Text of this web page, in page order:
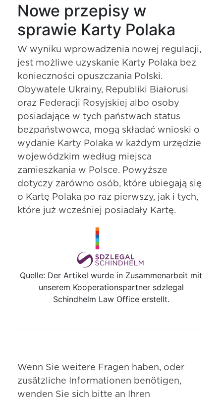
Nowe przepisy w
sprawie Karty Polaka
W wyniku wprowadzenia nowej regulacji,
jest możliwe uzyskanie Karty Polaka bez
konieczności opuszczania Polski.
Obywatele Ukrainy, Republiki Białorusi
oraz Federacji Rosyjskiej albo osoby
posiadające w tych państwach status
bezpaństwowca, mogą składać wnioski o
wydanie Karty Polaka w każdym urzędzie
wojewódzkim według miejsca
zamieszkania w Polsce. Powyższe
dotyczy zarówno osób, które ubiegają się
o Kartę Polaka po raz pierwszy, jak i tych,
które już wcześniej posiadały Kartę.
Quelle: Der Artikel wurde in Zusammenarbeit mit
unserem Kooperationspartner sdzlegal
Schindhelm Law Office erstellt.
Wenn Sie weitere Fragen haben, oder
zusätzliche Informationen benötigen,
wenden Sie sich bitte an Ihren